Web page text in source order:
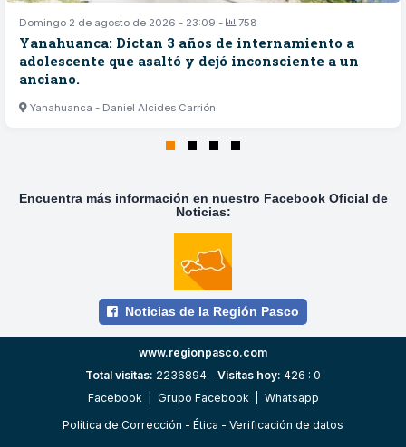
Domingo 2 de agosto de 2026 - 23:09 - 758
Yanahuanca: Dictan 3 años de internamiento a
adolescente que asaltó y dejó inconsciente a un
anciano.
Yanahuanca - Daniel Alcides Carrión
Encuentra más información en nuestro Facebook Oficial de
Noticias:
Noticias de la Región Pasco
www.regionpasco.com
Total visitas: 2236894 - Visitas hoy: 426 : 0
Facebook| Grupo Facebook| Whatsapp
Política de Corrección - Ética - Verificación de datos